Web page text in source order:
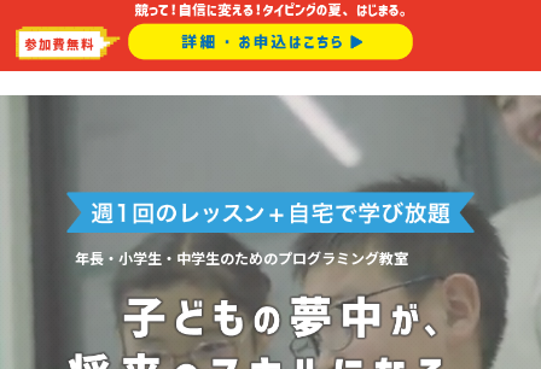
年長・小学生・中学生のためのプログラミング教室